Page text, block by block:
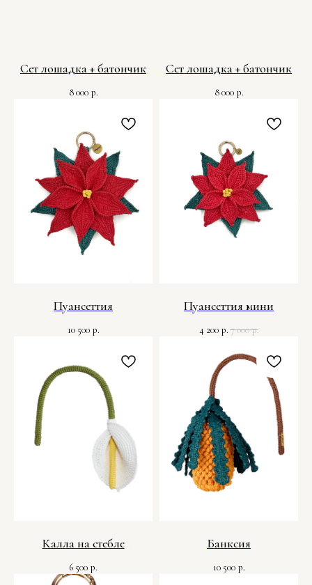
Сет лошадка + батончик
8 000 р.
Сет лошадка + батончик
8 000 р.
Пуансеттия
10 500 р.
Пуансеттия мини
4 200 р. 7 000 р.
Калла на стебле
6 500 р.
Банксия
10 500 р.